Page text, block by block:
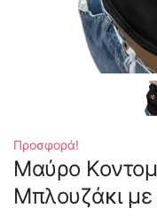
Προσφορά!
Μαύρο
Μπλουζάκι